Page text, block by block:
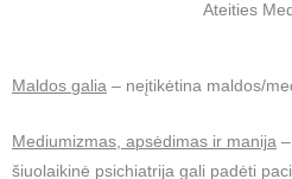
Ateities
Maldos galia – neįtikėtina maldos/
Mediumizmas, apsėdimas ir manija
šiuolaikinė psichiatrija gali padėti